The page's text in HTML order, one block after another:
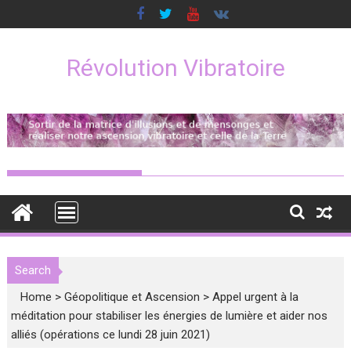
to
Révolution Vibratoire
Search
Home >Géopolitique et Ascension >Appel urgent à la
méditation pour stabiliser les énergies de lumière et aider nos
alliés (opérations ce lundi 28 juin 2021)